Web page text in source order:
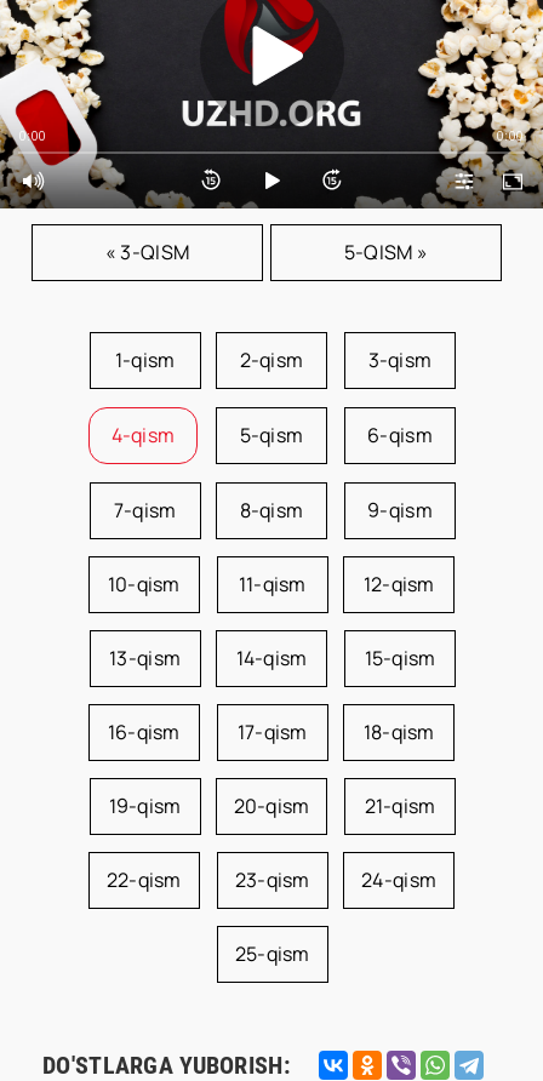
0:00 0:00
« 3-QISM 5-QISM »
1-qism 2-qism 3-qism
4-qism 5-qism 6-qism
7-qism 8-qism 9-qism
10-qism 11-qism 12-qism
13-qism 14-qism 15-qism
16-qism 17-qism 18-qism
19-qism 20-qism 21-qism
22-qism 23-qism 24-qism
25-qism
DO'STLARGA YUBORISH: